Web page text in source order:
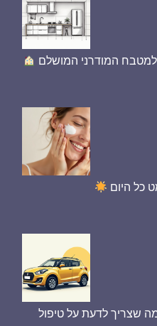
למטבח המודרני המושלם
כל היום
שצריך לדעת על טיפול